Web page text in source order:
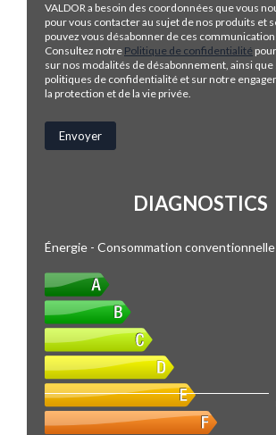
VALDOR a besoin des coordonnées que vous
pour vous contacter au sujet de nos produits et
pouvez vous désabonner de ces
Consultez notre Politique de confidentialité
sur nos modalités de désabonnement, ainsi que
politiques de confidentialité et sur notre
la protection et de la vie privée.
DIAGNOSTICS
Énergie - Consommation conventionnelle